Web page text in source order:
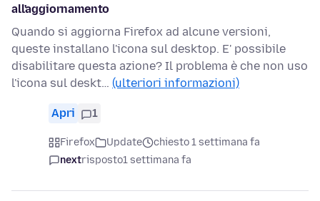
all'aggiornamento
Quando si aggiorna Firefox ad alcune versioni,
queste installano l'icona sul desktop. E' possibile
disabilitare questa azione? Il problema è che non uso
l'icona sul deskt… (ulteriori informazioni)
Apri 1
Firefox Update
chiesto 1 settimana fa
nextrisposto1 settimana fa